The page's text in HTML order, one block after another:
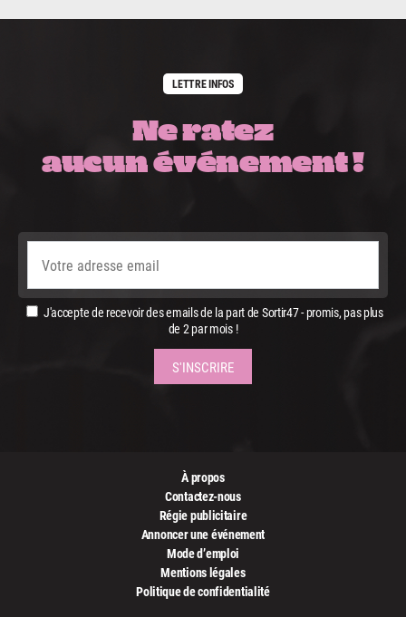
LETTRE INFOS
Ne ratez
aucun événement !
J'accepte de recevoir des emails de la part de Sortir47 - promis, pas plus
de 2 par mois !
À propos
Contactez-nous
Régie publicitaire
Annoncer une événement
Mode d’emploi
Mentions légales
Politique de confidentialité